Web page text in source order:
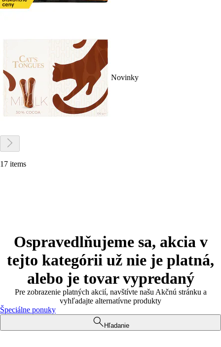
Novinky
17 items
Ospravedlňujeme sa, akcia v
tejto kategórii už nie je platná,
alebo je tovar vypredaný
Pre zobrazenie platných akcií, navštívte našu Akčnú stránku a
vyhľadajte alternatívne produkty
Špeciálne ponuky
Hľadanie